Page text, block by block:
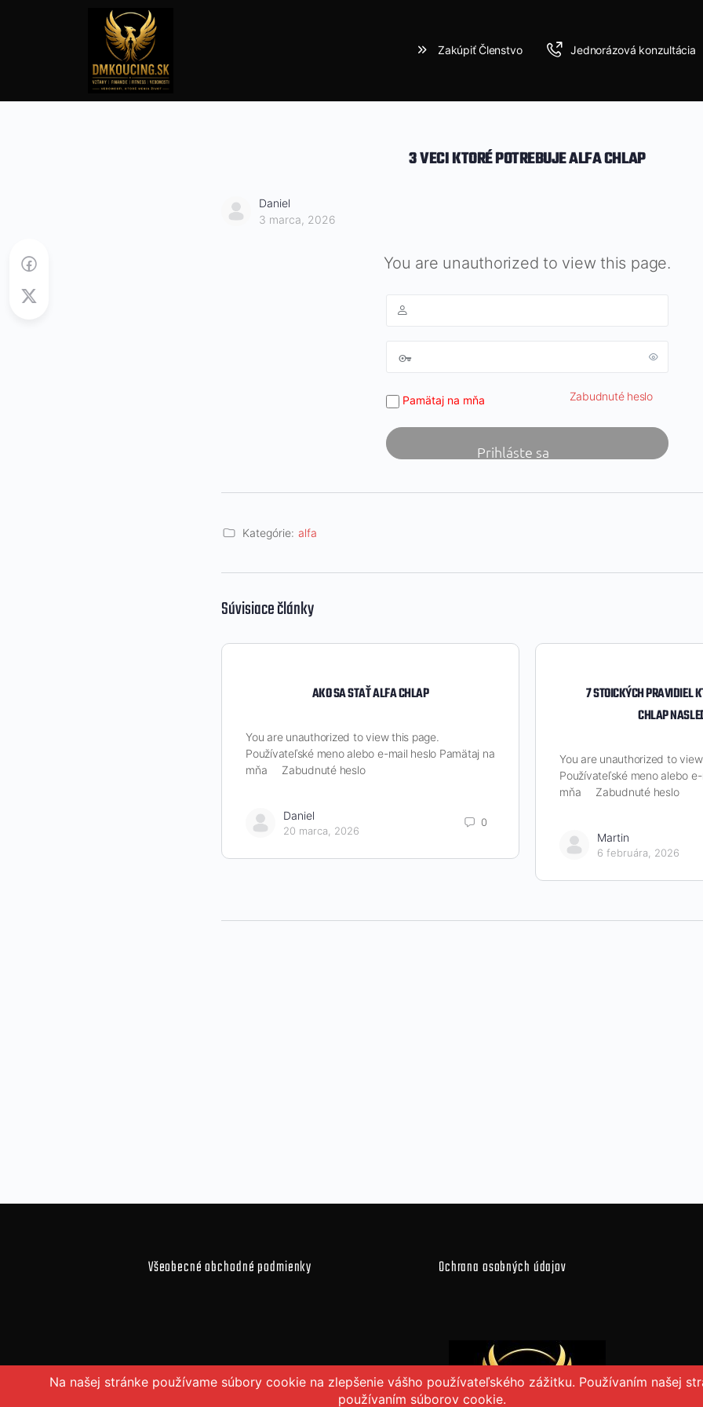
Zakúpiť Členstvo Jednorázová konzultácia
3 VECI KTORÉ POTREBUJE ALFA CHLAP
Daniel
3 marca, 2026
You are unauthorized to view this page.
Pamätaj na mňa Zabudnuté heslo
Kategórie: alfa
Súvisiace články
AKO SA STAŤ ALFA CHLAP
You are unauthorized to view this page.
Používateľské meno alebo e-mail heslo Pamätaj na
mňa Zabudnuté heslo
Daniel
20 marca, 2026
0
7 STOICKÝCH PRAVIDIEL
CHLAP
You are unauthorized to
Používateľské meno alebo
mňa Zabudnuté heslo
Martin
6 februára, 2026
Všeobecné obchodné podmienky Ochrana osobných údajov